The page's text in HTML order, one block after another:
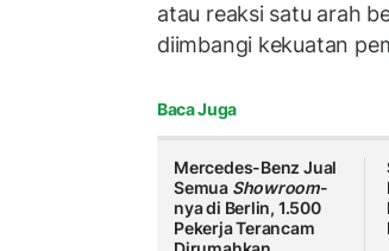
atau reaksi satu arah
diimbangi kekuatan
Baca Juga
Mercedes-Benz Jual
Semua Showroom-
nya di Berlin, 1.500
Pekerja Terancam